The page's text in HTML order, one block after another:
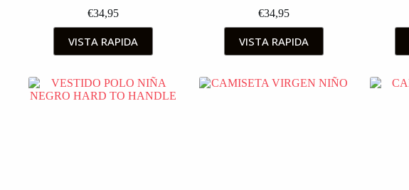
€34,95
VISTA RAPIDA
€34,95
VISTA RAPIDA